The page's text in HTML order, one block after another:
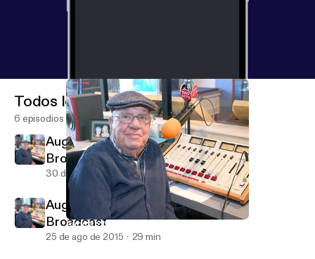
August 26, 2015 - King Biscuit Time Broadcast
King Biscuit Time Broadcast
Todos los episodios
6 episodios
August 31, 2015 - King Biscuit Time
Broadcast
30 de ago de 2015 28 min
August 26, 2015 - King Biscuit Time
Broadcast
25 de ago de 2015 29 min